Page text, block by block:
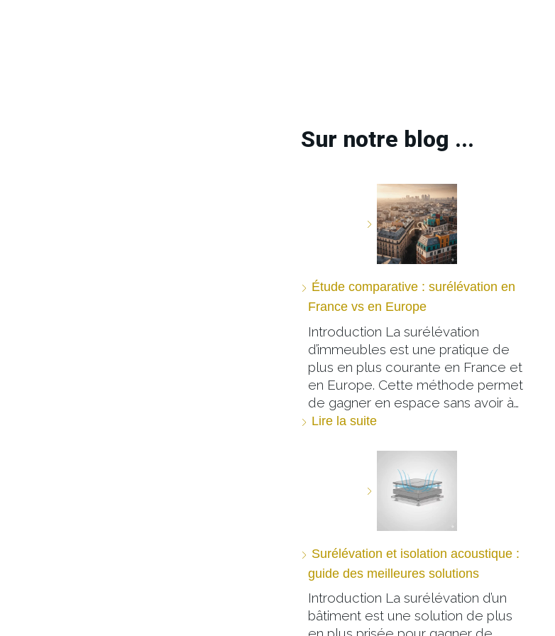
Sur notre blog ...
Étude comparative : surélévation en
France vs en Europe
Introduction La surélévation
d’immeubles est une pratique de
plus en plus courante en France et
en Europe. Cette méthode permet
de gagner en espace sans avoir à…
Lire la suite
Surélévation et isolation acoustique :
guide des meilleures solutions
Introduction La surélévation d’un
bâtiment est une solution de plus